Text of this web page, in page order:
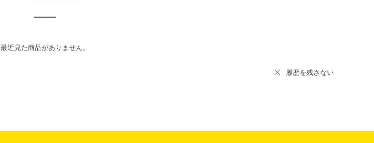
最近見た商品がありません。
履歴を残さない